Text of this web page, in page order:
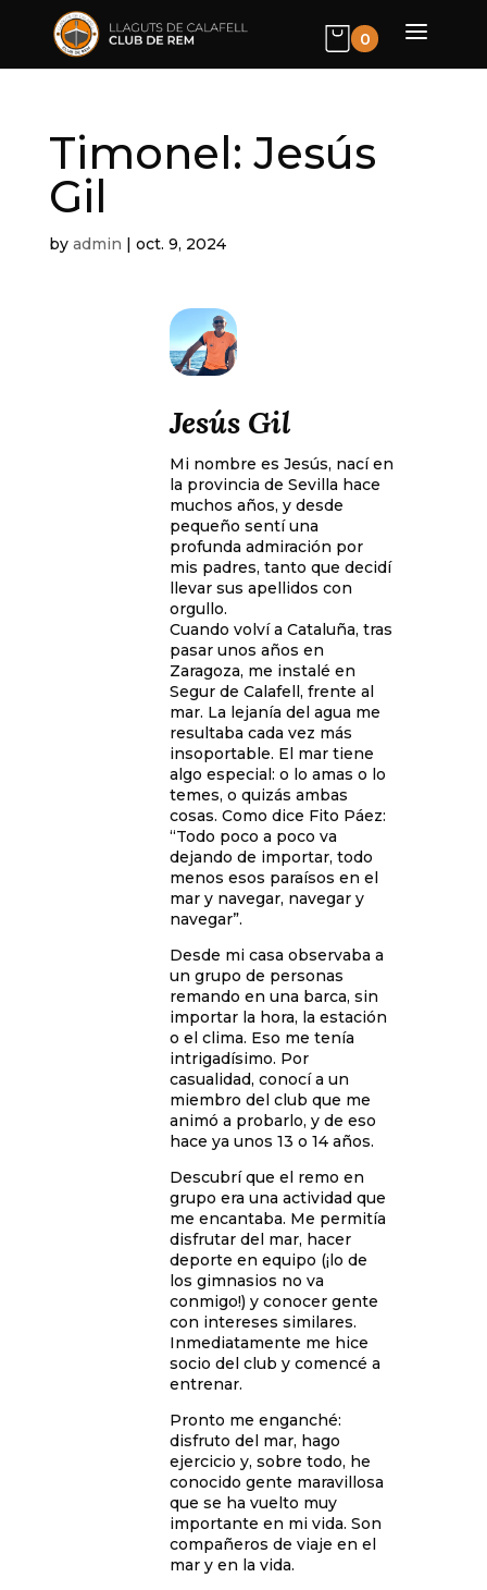
0
Timonel: Jesús
Gil
by admin | oct. 9, 2024
Jesús Gil
Mi nombre es Jesús, nací en
la provincia de Sevilla hace
muchos años, y desde
pequeño sentí una
profunda admiración por
mis padres, tanto que decidí
llevar sus apellidos con
orgullo.
Cuando volví a Cataluña, tras
pasar unos años en
Zaragoza, me instalé en
Segur de Calafell, frente al
mar. La lejanía del agua me
resultaba cada vez más
insoportable. El mar tiene
algo especial: o lo amas o lo
temes, o quizás ambas
cosas. Como dice Fito Páez:
“Todo poco a poco va
dejando de importar, todo
menos esos paraísos en el
mar y navegar, navegar y
navegar”.
Desde mi casa observaba a
un grupo de personas
remando en una barca, sin
importar la hora, la estación
o el clima. Eso me tenía
intrigadísimo. Por
casualidad, conocí a un
miembro del club que me
animó a probarlo, y de eso
hace ya unos 13 o 14 años.
Descubrí que el remo en
grupo era una actividad que
me encantaba. Me permitía
disfrutar del mar, hacer
deporte en equipo (¡lo de
los gimnasios no va
conmigo!) y conocer gente
con intereses similares.
Inmediatamente me hice
socio del club y comencé a
entrenar.
Pronto me enganché:
disfruto del mar, hago
ejercicio y, sobre todo, he
conocido gente maravillosa
que se ha vuelto muy
importante en mi vida. Son
compañeros de viaje en el
mar y en la vida.